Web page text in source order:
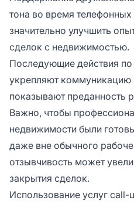
тона во время
значительно улучшить
сделок с недвижимостью.
Последующие действия
укрепляют коммуникацию
показывают преданность
Важно, чтобы
недвижимости были
даже вне обычного
отзывчивость может
закрытия сделок.
Использование услуг